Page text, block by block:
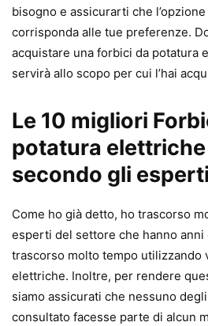
bisogno e assicurarti che
corrisponda alle tue preferenze.
acquistare una forbici da potatura
servirà allo scopo per cui l’hai
Le 10 migliori
potatura
secondo gli esperti
Come ho già detto, ho trascorso
esperti del settore che hanno
trascorso molto tempo utilizzando
elettriche. Inoltre, per rendere
siamo assicurati che nessuno
consultato facesse parte di alcun